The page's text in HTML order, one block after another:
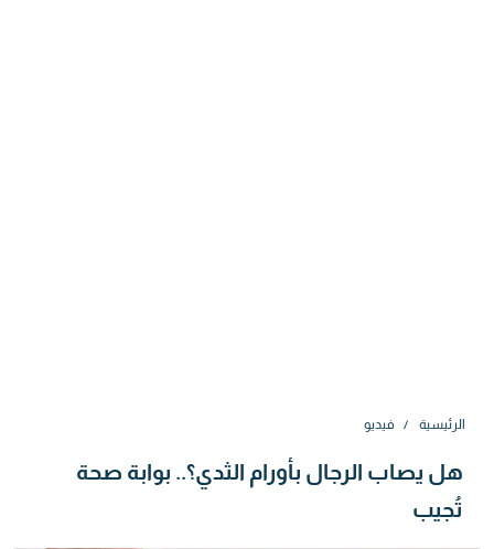
الرئيسية فيديو
هل يصاب الرجال بأورام الثدي؟.. بوابة صحة
تُجيب